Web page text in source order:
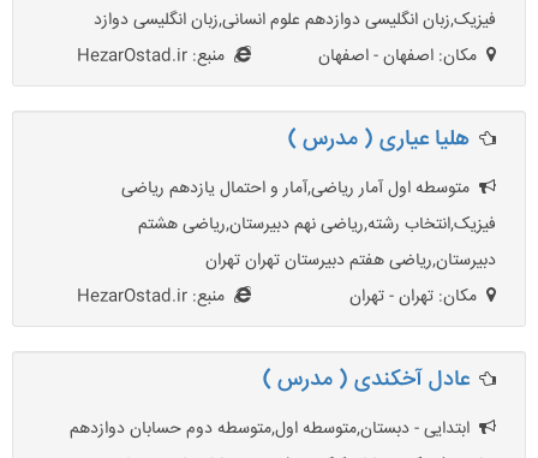
فیزیک,زبان انگلیسی دوازدهم علوم انسانی,زبان انگلیسی دوازد
مکان: اصفهان - اصفهان
منبع: HezarOstad.ir
هلیا عیاری ( مدرس )
متوسطه اول آمار ریاضی,آمار و احتمال یازدهم ریاضی
فیزیک,انتخاب رشته,ریاضی نهم دبیرستان,ریاضی هشتم
دبیرستان,ریاضی هفتم دبیرستان تهران تهران
مکان: تهران - تهران
منبع: HezarOstad.ir
عادل آخکندی ( مدرس )
ابتدایی - دبستان,متوسطه اول,متوسطه دوم حسابان دوازدهم